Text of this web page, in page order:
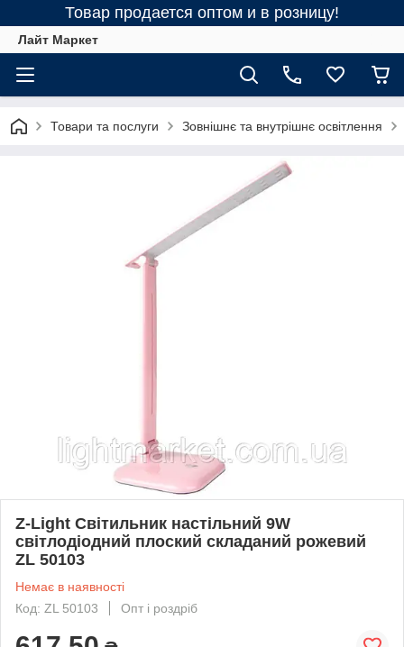
Товар продается оптом и в розницу!
Лайт Маркет
Товари та послуги Зовнішнє та внутрішнє освітлення
Z-Light Світильник настільний 9W
світлодіодний плоский складаний рожевий
ZL 50103
Немає в наявності
Код: ZL 50103
Опт і роздріб